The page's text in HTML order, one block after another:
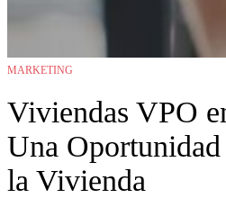
MARKETING
Viviendas VPO
Una Oportunidad
la Vivienda